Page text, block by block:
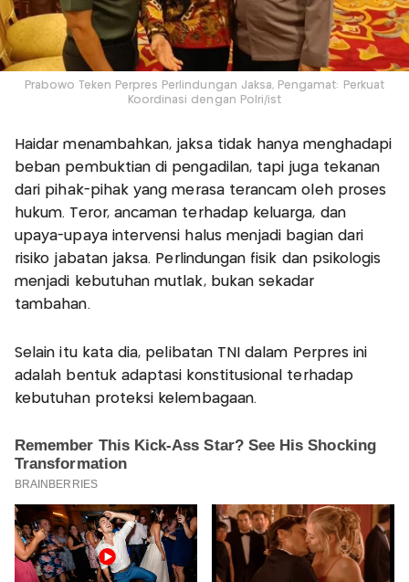
Prabowo Teken Perpres Perlindungan Jaksa, Pengamat: Perkuat
Koordinasi dengan Polri/ist
Haidar menambahkan, jaksa tidak hanya menghadapi
beban pembuktian di pengadilan, tapi juga tekanan
dari pihak-pihak yang merasa terancam oleh proses
hukum. Teror, ancaman terhadap keluarga, dan
upaya-upaya intervensi halus menjadi bagian dari
risiko jabatan jaksa. Perlindungan fisik dan psikologis
menjadi kebutuhan mutlak, bukan sekadar
tambahan.
Selain itu kata dia, pelibatan TNI dalam Perpres ini
adalah bentuk adaptasi konstitusional terhadap
kebutuhan proteksi kelembagaan.